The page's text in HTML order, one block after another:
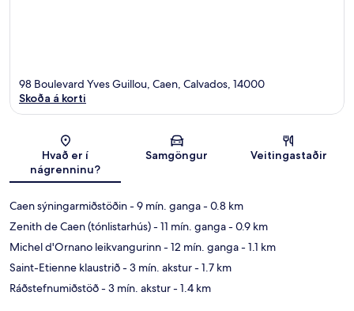
Kort
98 Boulevard Yves Guillou, Caen, Calvados, 14000
Skoða á korti
Hvað er í
nágrenninu?
Samgöngur Veitingastaðir
Caen sýningarmiðstöðin- 9 mín. ganga- 0.8 km
Zenith de Caen (tónlistarhús)- 11 mín. ganga- 0.9 km
Michel d'Ornano leikvangurinn- 12 mín. ganga- 1.1 km
Saint-Etienne klaustrið- 3 mín. akstur- 1.7 km
Ráðstefnumiðstöð- 3 mín. akstur- 1.4 km